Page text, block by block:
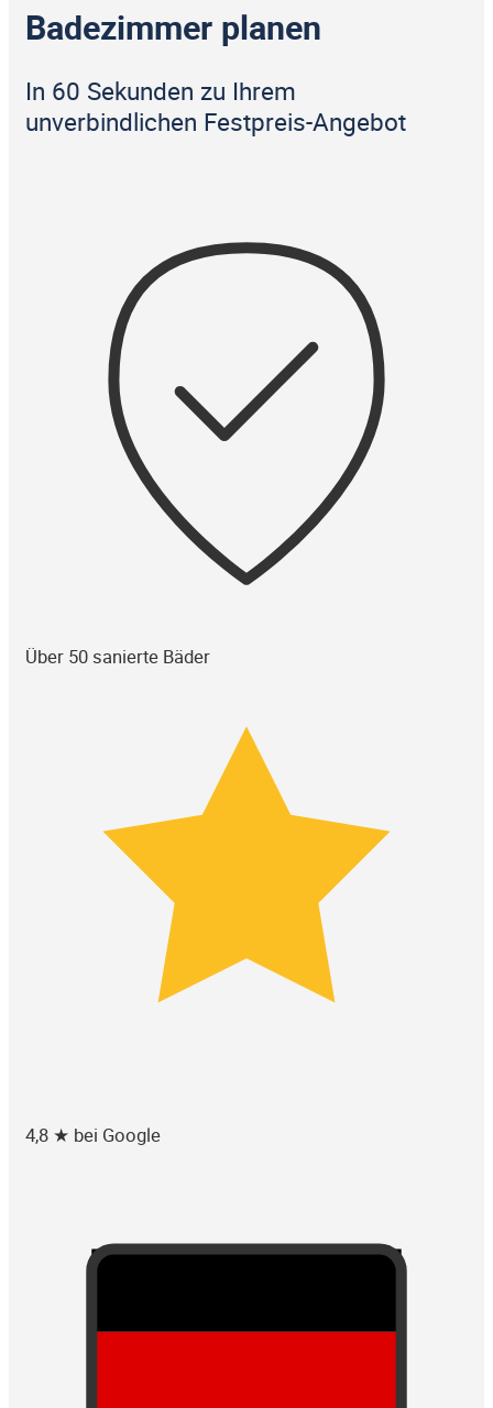
Badezimmer planen
In 60 Sekunden zu Ihrem
unverbindlichen Festpreis-Angebot
Über 50 sanierte Bäder
4,8 ★ bei Google